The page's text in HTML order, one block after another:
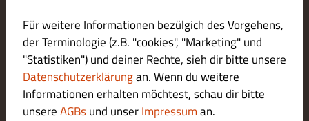
Cookie-Einstellungen ändern
Kontaktiere uns
Datenschutzerklärung
Allgemeine Geschäftsbedingungen
Impressum
LIEFERUNG ZAHLUNGSARTEN
Für weitere Informationen bezülgich des Vorgehens,
der Terminologie (z.B. "cookies", "Marketing" und
"Statistiken") und deiner Rechte, sieh dir bitte unsere
Datenschutzerklärungan. Wenn du weitere
Informationen erhalten möchtest, schau dir bitte
unsereAGBsund unserImpressuman.